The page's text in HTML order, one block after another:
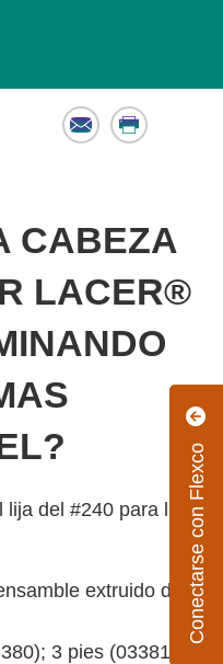
Conectarse con Flexco
Email Print
CABEZA
LACER®
lija del #240 para lijar
extruido de
3 pies (03381);